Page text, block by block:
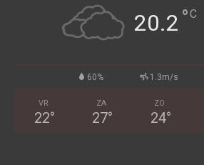
20.2 °C
60% 1.3m/s
VR
22°
ZA
27°
ZO
24°